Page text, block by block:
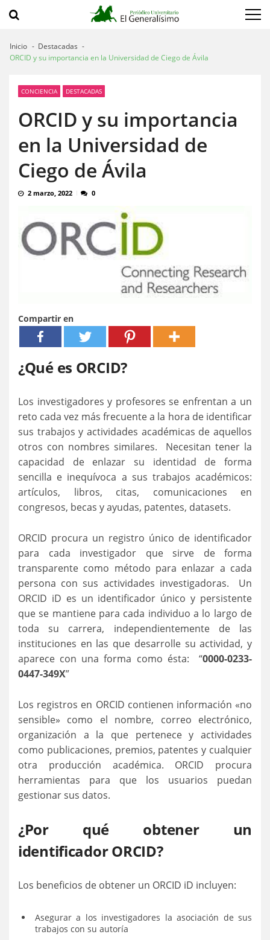
Inicio
Destacadas
ORCID y su importancia en la Universidad de Ciego de Ávila
CONCIENCIA DESTACADAS
ORCID y su importancia
en la Universidad de
Ciego de Ávila
2 marzo, 2022 0
Compartir en
¿Qué es ORCID?
Los investigadores y profesores se enfrentan a un
reto cada vez más frecuente a la hora de identificar
sus trabajos y actividades académicas de aquellos
otros con nombres similares. Necesitan tener la
capacidad de enlazar su identidad de forma
sencilla e inequívoca a sus trabajos académicos:
artículos, libros, citas, comunicaciones en
congresos, becas y ayudas, patentes, datasets.
ORCID procura un registro único de identificador
para cada investigador que sirve de forma
transparente como método para enlazar a cada
persona con sus actividades investigadoras. Un
ORCID iD es un identificador único y persistente
que se mantiene para cada individuo a lo largo de
toda su carrera, independientemente de las
instituciones en las que desarrolle su actividad, y
aparece con una forma como ésta: “0000-0233-
0447-349X”
Los registros en ORCID contienen información «no
sensible» como el nombre, correo electrónico,
organización a la que pertenece y actividades
como publicaciones, premios, patentes y cualquier
otra producción académica. ORCID procura
herramientas para que los usuarios puedan
gestionar sus datos.
¿Por qué obtener un
identificador ORCID?
Los beneficios de obtener un ORCID iD incluyen:
Asegurar a los investigadores la asociación de sus
trabajos con su autoría